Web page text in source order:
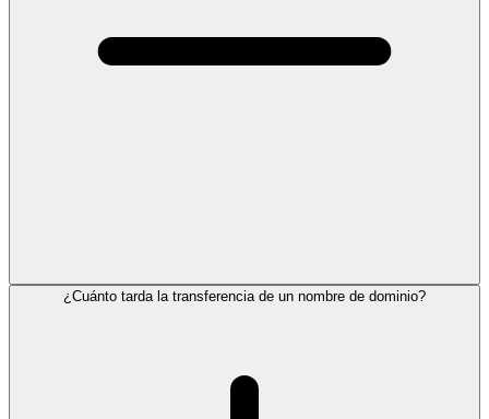
¿Cuánto tarda la transferencia de un nombre de dominio?